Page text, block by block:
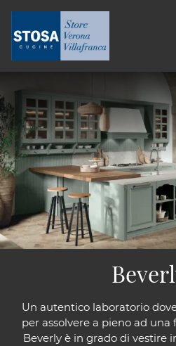
Un autentico laboratorio
per assolvere a pieno ad
Beverly è in grado di vestire